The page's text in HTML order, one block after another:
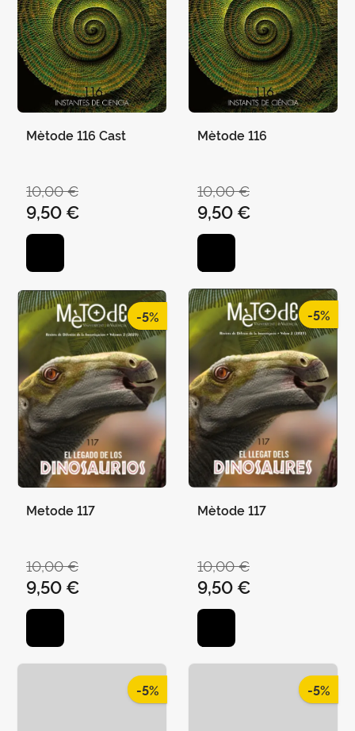
Mètode 116 Cast
10,00 €
9,50 €
Mètode 116
10,00 €
9,50 €
-5%
Metode 117
10,00 €
9,50 €
-5%
Mètode 117
10,00 €
9,50 €
-5% -5%